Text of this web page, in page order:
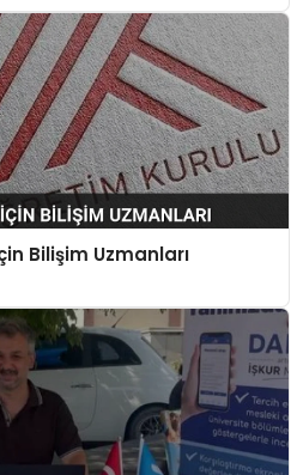
Bilişim Uzmanları